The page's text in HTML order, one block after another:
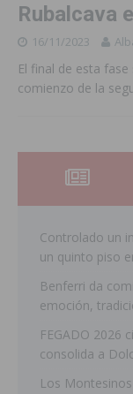
Rubalcava
16/11/2023
El final de esta
comienzo de la
Controlado un
un quinto piso
Benferri da
emoción,
FEGADO 2026
consolida a
Los